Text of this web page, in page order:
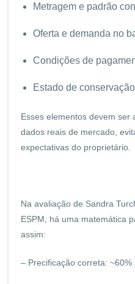
Metragem e padrão
Oferta e demanda no
Condições de
Estado de conservação
Esses elementos devem ser
dados reais de mercado,
expectativas do proprietário.
Na avaliação de Sandra
ESPM, há uma matemática
assim:
– Precificação correta: